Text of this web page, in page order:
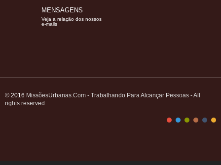
MENSAGENS
Veja a relação dos nossos
e-mails
© 2016 MissõesUrbanas.Com - Trabalhando Para Alcançar Pessoas - All
rights reserved